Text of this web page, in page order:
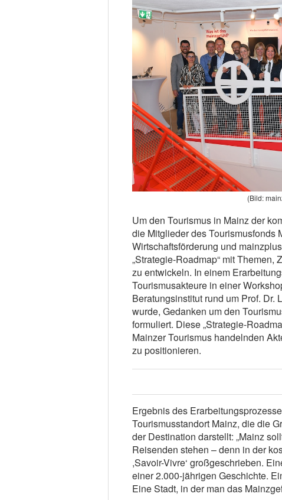
(Bild:
Um den Tourismus in Mainz der
die Mitglieder des Tourismusfonds
Wirtschaftsförderung und
„Strategie-Roadmap“ mit
zu entwickeln. In einem
Tourismusakteure in einer
Beratungsinstitut rund um Prof.
wurde, Gedanken um den
formuliert. Diese „Strategie-
Mainzer Tourismus handelnden
zu positionieren.
Ergebnis des
Tourismusstandort Mainz, die die
der Destination darstellt: „Mainz
Reisenden stehen – denn in der
,Savoir-Vivre‘ großgeschrieben.
einer 2.000-jährigen Geschichte.
Eine Stadt, in der man das